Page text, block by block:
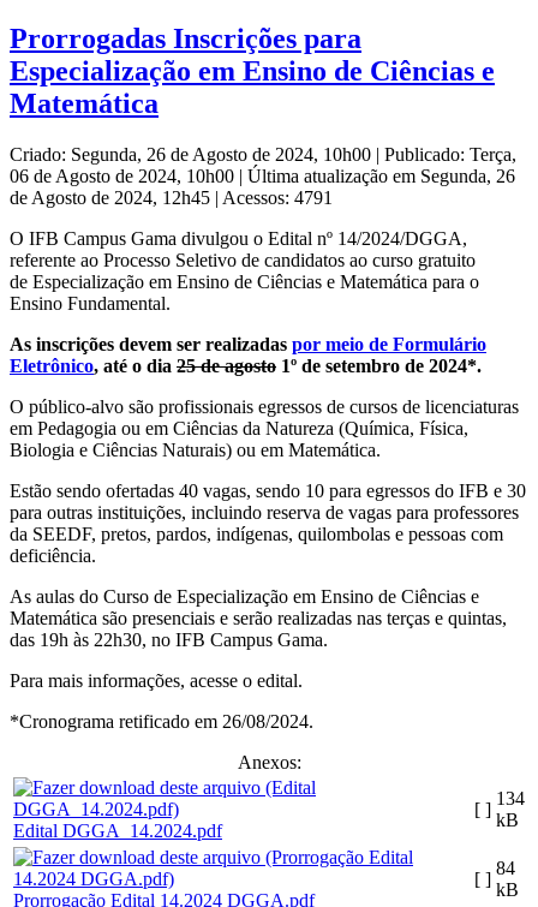
Prorrogadas Inscrições para
Especialização em Ensino de Ciências e
Matemática
Criado: Segunda, 26 de Agosto de 2024, 10h00 | Publicado: Terça,
06 de Agosto de 2024, 10h00 | Última atualização em Segunda, 26
de Agosto de 2024, 12h45 | Acessos: 4791
O IFB Campus Gama divulgou o Edital nº 14/2024/DGGA,
referente ao Processo Seletivo de candidatos ao curso gratuito
de Especialização em Ensino de Ciências e Matemática para o
Ensino Fundamental.
As inscrições devem ser realizadas por meio de Formulário
Eletrônico, até o dia 25 de agosto 1º de setembro de 2024*.
O público-alvo são profissionais egressos de cursos de licenciaturas
em Pedagogia ou em Ciências da Natureza (Química, Física,
Biologia e Ciências Naturais) ou em Matemática.
Estão sendo ofertadas 40 vagas, sendo 10 para egressos do IFB e 30
para outras instituições, incluindo reserva de vagas para professores
da SEEDF, pretos, pardos, indígenas, quilombolas e pessoas com
deficiência.
As aulas do Curso de Especialização em Ensino de Ciências e
Matemática são presenciais e serão realizadas nas terças e quintas,
das 19h às 22h30, no IFB Campus Gama.
Para mais informações, acesse o edital.
*Cronograma retificado em 26/08/2024.
Anexos:
Edital DGGA_14.2024.pdf
[ ]
134
kB
Prorrogação Edital 14.2024 DGGA.pdf
[ ]
84
kB